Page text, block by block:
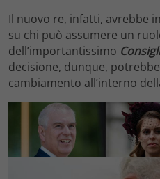
Il nuovo re, infatti, avrebbe
su chi può assumere un
dell’importantissimo
decisione, dunque,
cambiamento all’interno